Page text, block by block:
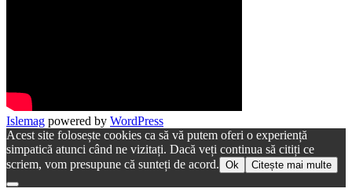
Islemag powered by WordPress
Acest site folosește cookies ca să vă putem oferi o experiență
simpatică atunci când ne vizitați. Dacă veți continua să citiți ce
scriem, vom presupune că sunteți de acord. Ok Citește mai multe